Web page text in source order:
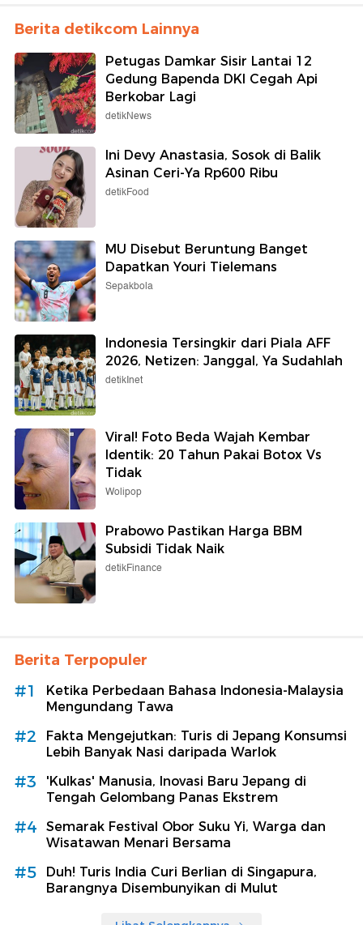
Berita detikcom Lainnya
Petugas Damkar Sisir Lantai 12
Gedung Bapenda DKI Cegah Api
Berkobar Lagi
detikNews
Ini Devy Anastasia, Sosok di Balik
Asinan Ceri-Ya Rp600 Ribu
detikFood
MU Disebut Beruntung Banget
Dapatkan Youri Tielemans
Sepakbola
Indonesia Tersingkir dari Piala AFF
2026, Netizen: Janggal, Ya Sudahlah
detikInet
Viral! Foto Beda Wajah Kembar
Identik: 20 Tahun Pakai Botox Vs
Tidak
Wolipop
Prabowo Pastikan Harga BBM
Subsidi Tidak Naik
detikFinance
Berita Terpopuler
#1
Ketika Perbedaan Bahasa Indonesia-Malaysia
Mengundang Tawa
#2
Fakta Mengejutkan: Turis di Jepang Konsumsi
Lebih Banyak Nasi daripada Warlok
#3
'Kulkas' Manusia, Inovasi Baru Jepang di
Tengah Gelombang Panas Ekstrem
#4
Semarak Festival Obor Suku Yi, Warga dan
Wisatawan Menari Bersama
#5
Duh! Turis India Curi Berlian di Singapura,
Barangnya Disembunyikan di Mulut